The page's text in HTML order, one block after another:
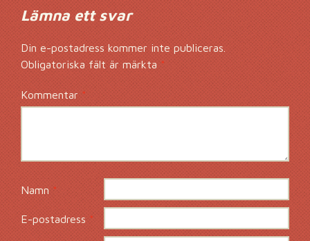
Lämna ett svar
Din e-postadress kommer inte publiceras.
Obligatoriska fält är märkta *
Kommentar*
Namn*
E-postadress *